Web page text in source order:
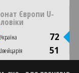
Європи U-
Україна 72
51
07 серпня 14:30
Пів. Македонія
НОВИНА
ВІДЕО